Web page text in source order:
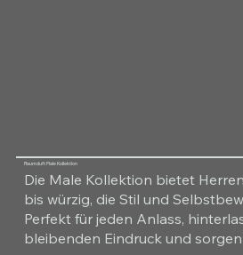
Raumduft Male Kollektion
Die Male Kollektion bietet
bis würzig, die Stil und
Perfekt für jeden Anlass,
bleibenden Eindruck und